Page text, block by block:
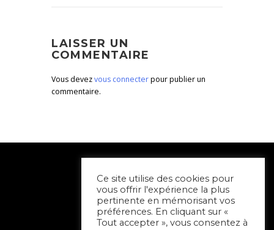
LAISSER UN
COMMENTAIRE
Vous devezvous connecterpour publier un
commentaire.
Ce site utilise des cookies pour
vous offrir l'expérience la plus
pertinente en mémorisant vos
préférences. En cliquant sur «
Tout accepter », vous consentez à